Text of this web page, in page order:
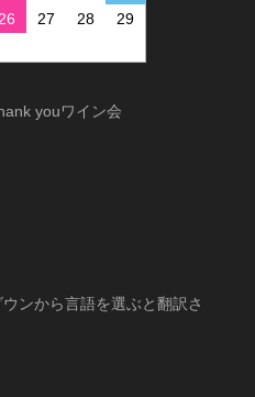
26 27 28
29
youワイン会
ンから言語を選ぶと翻訳さ